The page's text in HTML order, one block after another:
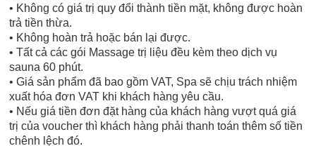
• Không có giá trị quy đổi thành tiền mặt, không được hoàn
trả tiền thừa.
• Không hoàn trả hoặc bán lại được.
• Tất cả các gói Massage trị liệu đều kèm theo dịch vụ
sauna 60 phút.
• Giá sản phẩm đã bao gồm VAT, Spa sẽ chịu trách nhiệm
xuất hóa đơn VAT khi khách hàng yêu cầu.
• Nếu giá tiền đơn đặt hàng của khách hàng vượt quá giá
trị của voucher thì khách hàng phải thanh toán thêm số tiền
chênh lệch đó.